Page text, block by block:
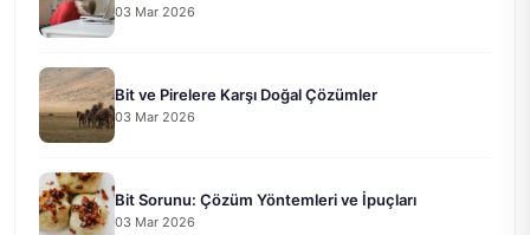
03 Mar 2026
Bit ve Pirelere Karşı Doğal Çözümler
03 Mar 2026
Bit Sorunu: Çözüm Yöntemleri ve İpuçları
03 Mar 2026